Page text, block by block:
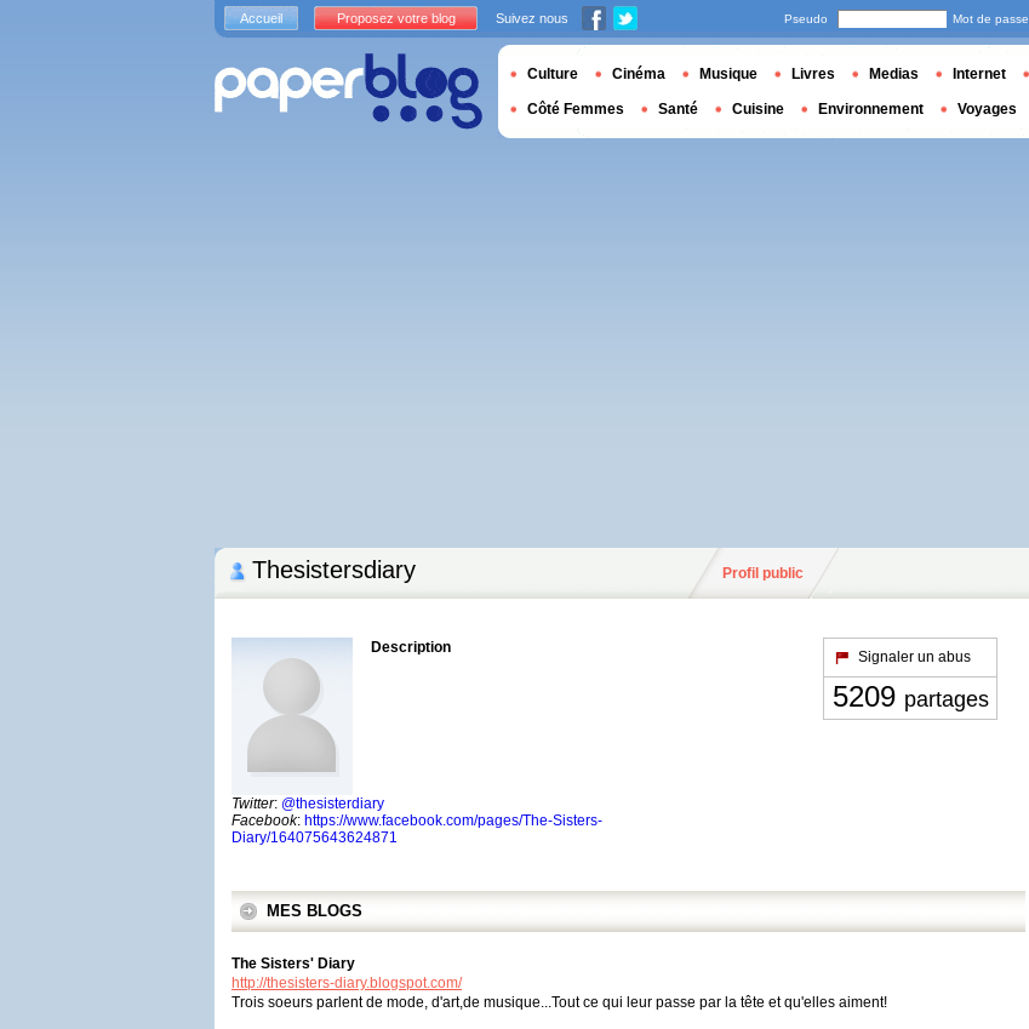
Thesistersdiary Profil public
Description
Twitter: @thesisterdiary
Facebook: https://www.facebook.com/pages/The-Sisters-
Diary/164075643624871
Signaler un abus
5209 partages
MES BLOGS
The Sisters' Diary
http://thesisters-diary.blogspot.com/
Trois soeurs parlent de mode, d'art,de musique...Tout ce qui leur passe par la tête et qu'elles aiment!
Accueil Proposez votre blog Suivez nous Pseudo Mot de passe
Culture Cinéma Musique Livres Medias Internet
Côté Femmes Santé Cuisine Environnement Voyages